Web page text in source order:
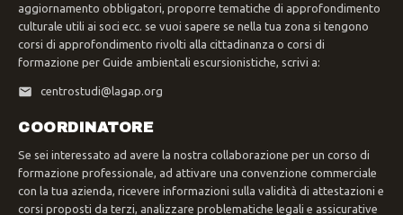
aggiornamento obbligatori, proporre tematiche di approfondimento
culturale utili ai soci ecc. se vuoi sapere se nella tua zona si tengono
corsi di approfondimento rivolti alla cittadinanza o corsi di
formazione per Guide ambientali escursionistiche, scrivi a:
centrostudi@lagap.org
COORDINATORE
Se sei interessato ad avere la nostra collaborazione per un corso di
formazione professionale, ad attivare una convenzione commerciale
con la tua azienda, ricevere informazioni sulla validità di attestazioni e
corsi proposti da terzi, analizzare problematiche legali e assicurative